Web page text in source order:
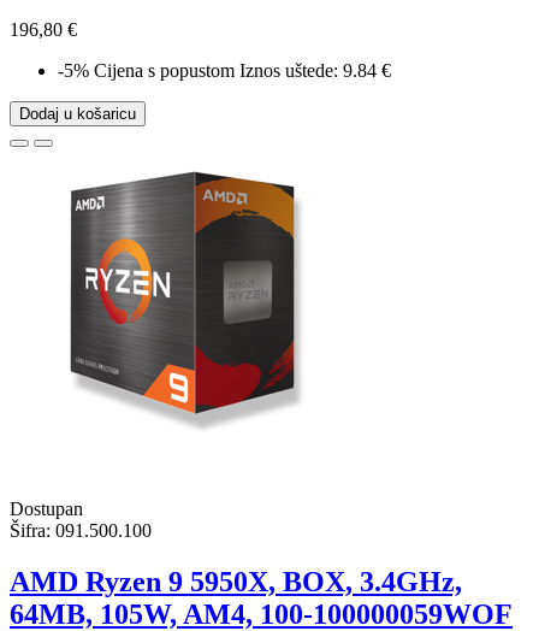
196,80 €
-5% Cijena s popustom Iznos uštede: 9.84 €
Dodaj u košaricu
Dostupan
Šifra: 091.500.100
AMD Ryzen 9 5950X, BOX, 3.4GHz,
64MB, 105W, AM4, 100-100000059WOF